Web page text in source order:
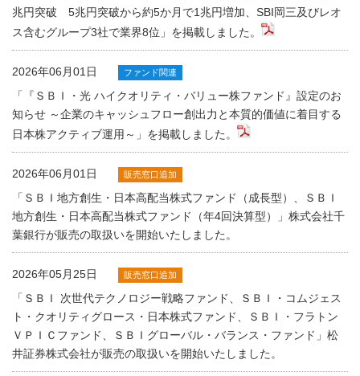
兆円突破 5兆円突破から約5か月で1兆円増加、SBI岡三及びレオ
ス含むグループ3社で業界8位」を掲載しました。
2026年06月01日 ファンド関連
「『ＳＢＩ・光 ハイクオリティ・バリュー株ファンド』設定のお
知らせ ～企業のキャッシュフロー創出力と本質的価値に着目する
日本株アクティブ運用～」を掲載しました。
2026年06月01日 販売窓口追加
「ＳＢＩ地方創生・日本高配当株式ファンド（成長型）、ＳＢＩ
地方創生・日本高配当株式ファンド（年4回決算型）」株式会社千
葉銀行が販売の取扱いを開始いたしました。
2026年05月25日 販売窓口追加
「ＳＢＩ 次世代テクノロジー戦略ファンド、ＳＢＩ・コムジェス
ト・クオリティグロース・日本株式ファンド、ＳＢＩ・フラトン
ＶＰＩＣファンド、ＳＢＩグローバル・バランス・ファンド」松
井証券株式会社が販売の取扱いを開始いたしました。